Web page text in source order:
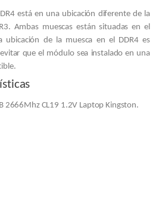
está en una ubicación diferente de la
Ambas muescas están situadas en el
ubicación de la muesca en el DDR4 es
que el módulo sea instalado en una
2666Mhz CL19 1.2V Laptop Kingston.